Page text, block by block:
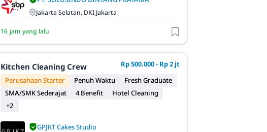
Jakarta Selatan, DKI Jakarta
16 jam yang lalu
Kitchen Cleaning Crew
Rp 500.000 - Rp 2 jt
Perusahaan Starter
Penuh Waktu
Fresh Graduate
SMA/SMK Sederajat
4 Benefit
Hotel Cleaning
+2
GPJKT Cakes Studio